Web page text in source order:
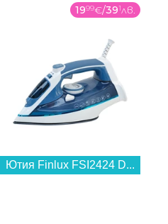
1999€/391лв.
Ютия Finlux FSI2424 D...